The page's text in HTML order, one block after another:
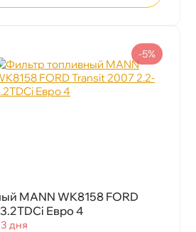
MANN WK8158 FORD
Евро 4
дня
-5%